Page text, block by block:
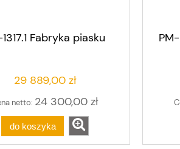
Fabryka piasku
29 889,00 zł
netto: 24 300,00 zł
do koszyka